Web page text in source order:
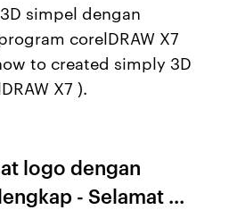
simpel dengan
corelDRAW X7
to created simply 3D
X7 ).
logo dengan
- Selamat ...